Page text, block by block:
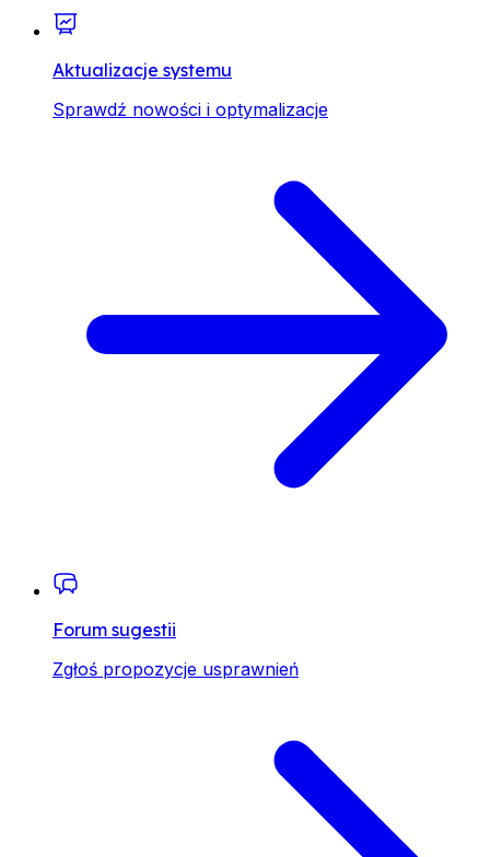
Aktualizacje systemu
Sprawdź nowości i optymalizacje
Forum sugestii
Zgłoś propozycje usprawnień